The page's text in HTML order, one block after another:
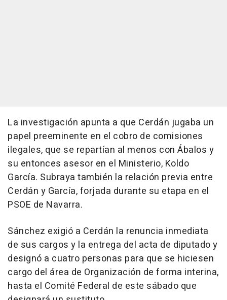
La investigación apunta a que Cerdán jugaba un
papel preeminente en el cobro de comisiones
ilegales, que se repartían al menos con Ábalos y
su entonces asesor en el Ministerio, Koldo
García. Subraya también la relación previa entre
Cerdán y García, forjada durante su etapa en el
PSOE de Navarra.
Sánchez exigió a Cerdán la renuncia inmediata
de sus cargos y la entrega del acta de diputado y
designó a cuatro personas para que se hiciesen
cargo del área de Organización de forma interina,
hasta el Comité Federal de este sábado que